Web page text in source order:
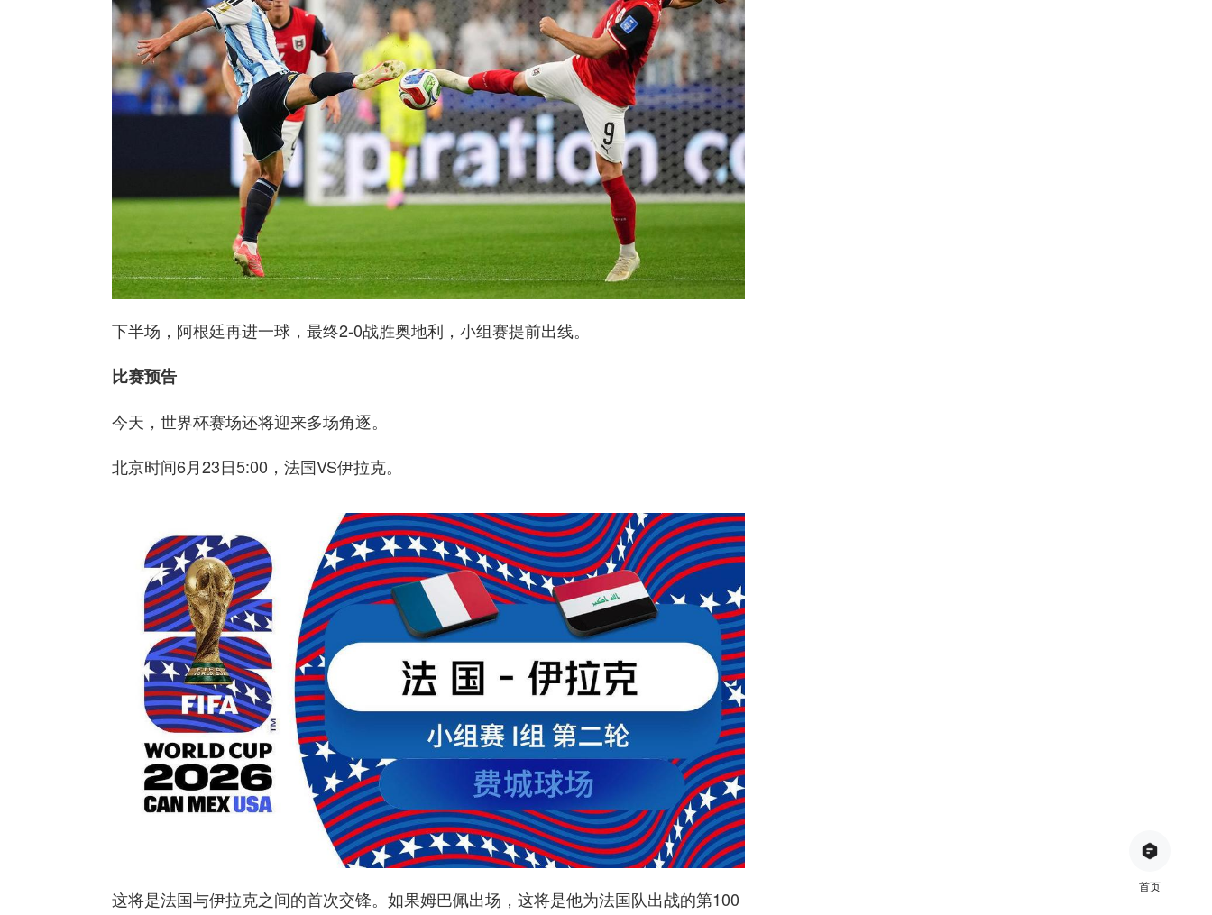
下半场，阿根廷再进一球，最终2-0战胜奥地利，小组赛提前出线。
比赛预告
今天，世界杯赛场还将迎来多场角逐。
北京时间6月23日5:00，法国VS伊拉克。
这将是法国与伊拉克之间的首次交锋。如果姆巴佩出场，这将是他为法国队出战的第100
首页